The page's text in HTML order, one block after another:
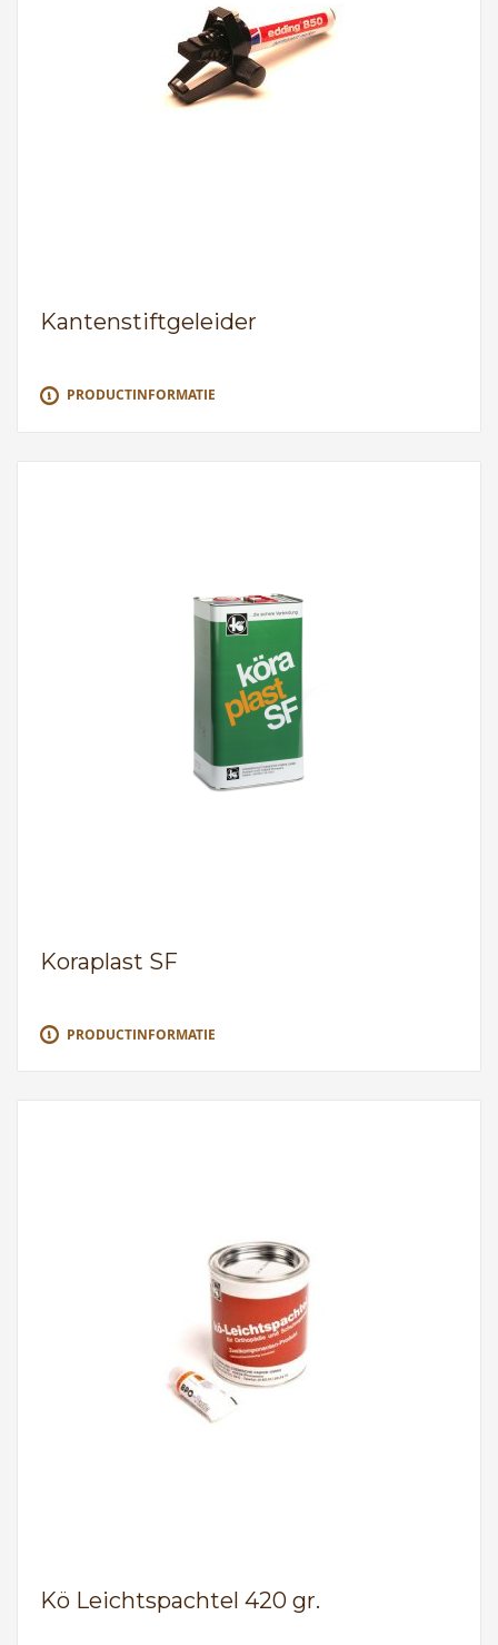
Kantenstiftgeleider
PRODUCTINFORMATIE
Koraplast SF
PRODUCTINFORMATIE
Kö Leichtspachtel 420 gr.